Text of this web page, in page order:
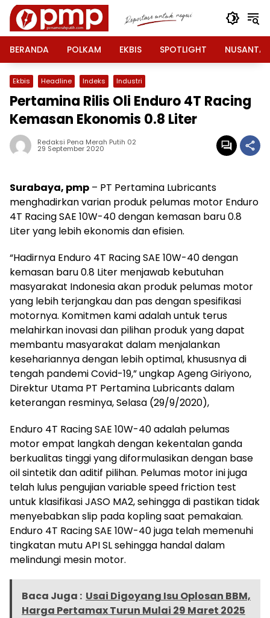
Langsung
konten
BERANDA
POLKAM EKBIS SPOTLIGHT
Ekbis Headline Indeks Industri
Pertamina Rilis Oli Enduro 4T Racing
Kemasan Ekonomis 0.8 Liter
Redaksi Pena Merah Putih 02
29 September 2020
Surabaya, pmp – PT Pertamina Lubricants
menghadirkan varian produk pelumas motor Enduro
4T Racing SAE 10W-40 dengan kemasan baru 0.8
Liter yang lebih ekonomis dan efisien.
“Hadirnya Enduro 4T Racing SAE 10W-40 dengan
kemasan baru 0.8 Liter menjawab kebutuhan
masyarakat Indonesia akan produk pelumas motor
yang lebih terjangkau dan pas dengan spesifikasi
motornya. Komitmen kami adalah untuk terus
melahirkan inovasi dan pilihan produk yang dapat
membantu masyarakat dalam menjalankan
kesehariannya dengan lebih optimal, khususnya di
tengah pandemi Covid-19,” ungkap Ageng Giriyono,
Direktur Utama PT Pertamina Lubricants dalam
keterangan resminya, Selasa (29/9/2020),
Enduro 4T Racing SAE 10W-40 adalah pelumas
motor empat langkah dengan kekentalan ganda
berkualitas tinggi yang diformulasikan dengan base
oil sintetik dan aditif pilihan. Pelumas motor ini juga
telah lulus pengujian variable speed friction test
untuk klasifikasi JASO MA2, sehingga di pastikan tidak
menyebabkan slip pada kopling saat pemakaian.
Enduro 4T Racing SAE 10W-40 juga telah memenuhi
tingkatan mutu API SL sehingga handal dalam
melindungi mesin motor.
Baca Juga : Usai Digoyang Isu Oplosan BBM,
Harga Pertamax Turun Mulai 29 Maret 2025